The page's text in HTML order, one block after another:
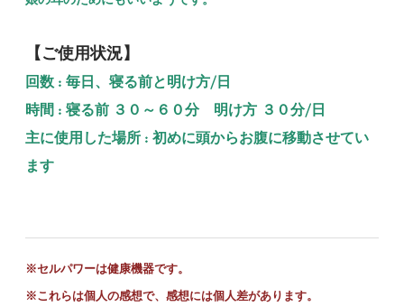
【ご使用状況】
回数 : 毎日、寝る前と明け方/日
時間 : 寝る前 ３０～６０分 明け方 ３０分/日
主に使用した場所 : 初めに頭からお腹に移動させてい
ます
※セルパワーは健康機器です。
※これらは個人の感想で、感想には個人差があります。